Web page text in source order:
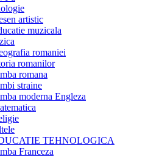
artistic
muzicala
romaniei
romanilor
romana
straine
moderna Engleza
TEHNOLOGICA
Franceza